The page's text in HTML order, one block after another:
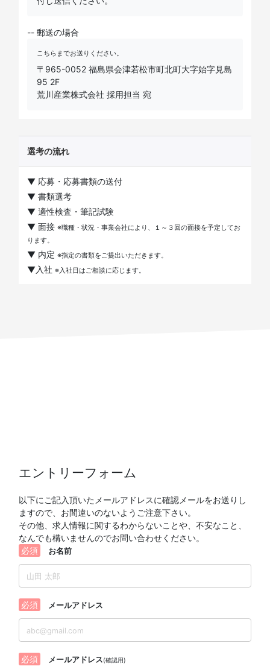
-- 郵送の場合
こちらまでお送りください。
〒965-0052 福島県会津若松市町北町大字始字見島
95 2F
荒川産業株式会社 採用担当 宛
選考の流れ
▼ 応募・応募書類の送付
▼ 書類選考
▼ 適性検査・筆記試験
▼ 面接 ※職種・状況・事業会社により、１～３回の面接を予定してお
ります。
▼ 内定 ※指定の書類をご提出いただきます。
▼入社 ※入社日はご相談に応じます。
エントリーフォーム
以下にご記入頂いたメールアドレスに確認メールをお送りし
ますので、お間違いのないようご注意下さい。
その他、求人情報に関するわからないことや、不安なこと、
なんでも構いませんのでお問い合わせください。
必須
お名前
必須 メールアドレス
必須 メールアドレス(確認用)